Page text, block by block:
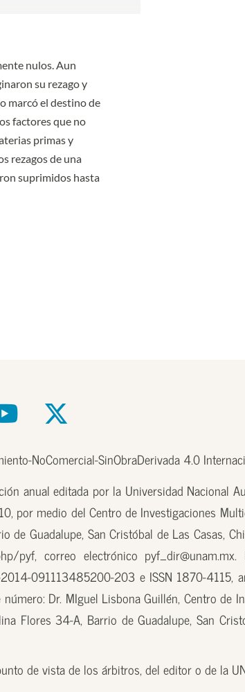
nulos. Aun
su rezago y
marcó el destino de
factores que no
primas y
rezagos de una
suprimidos hasta
NoComercial-SinObraDerivada 4.0
anual editada por la Universidad Nacional
por medio del Centro de Investigaciones
Guadalupe, San Cristóbal de Las Casas,
pyf, correo electrónico
091113485200-203 e ISSN 1870-4115,
Dr. MIguel Lisbona Guillén, Centro de
Flores 34-A, Barrio de Guadalupe, San
de vista de los árbitros, del editor o de la